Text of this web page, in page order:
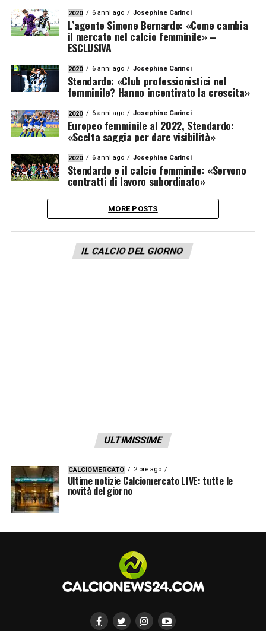
2020 6 anni ago Josephine Carinci
L’agente Simone Bernardo: «Come cambia
il mercato nel calcio femminile» –
ESCLUSIVA
2020 6 anni ago Josephine Carinci
Stendardo: «Club professionistici nel
femminile? Hanno incentivato la crescita»
2020 6 anni ago Josephine Carinci
Europeo femminile al 2022, Stendardo:
«Scelta saggia per dare visibilità»
2020 6 anni ago Josephine Carinci
Stendardo e il calcio femminile: «Servono
contratti di lavoro subordinato»
MORE POSTS
IL CALCIO DEL GIORNO
ULTIMISSIME
CALCIOMERCATO 2 ore ago
Ultime notizie Calciomercato LIVE: tutte le
novità del giorno